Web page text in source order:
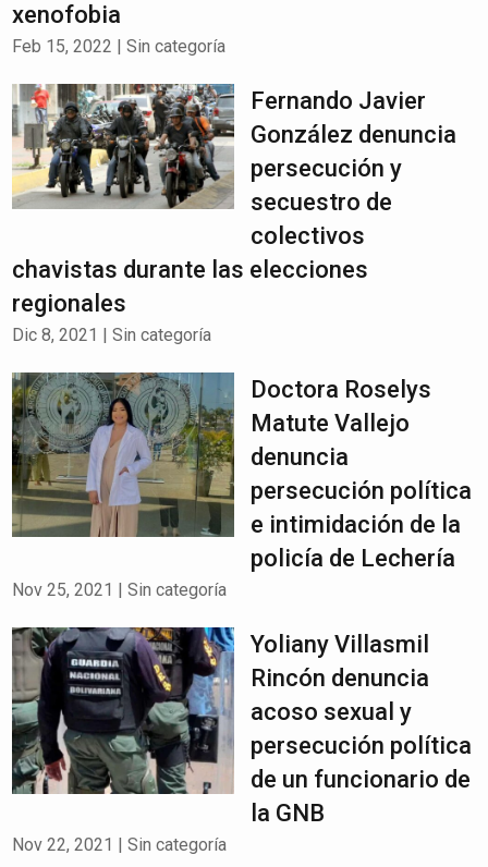
xenofobia
Feb 15, 2022 |Sin categoría
Fernando Javier
González denuncia
persecución y
secuestro de
colectivos
chavistas durante las elecciones
regionales
Dic 8, 2021 |Sin categoría
Doctora Roselys
Matute Vallejo
denuncia
persecución política
e intimidación de la
policía de Lechería
Nov 25, 2021 |Sin categoría
Yoliany Villasmil
Rincón denuncia
acoso sexual y
persecución política
de un funcionario de
la GNB
Nov 22, 2021 |Sin categoría